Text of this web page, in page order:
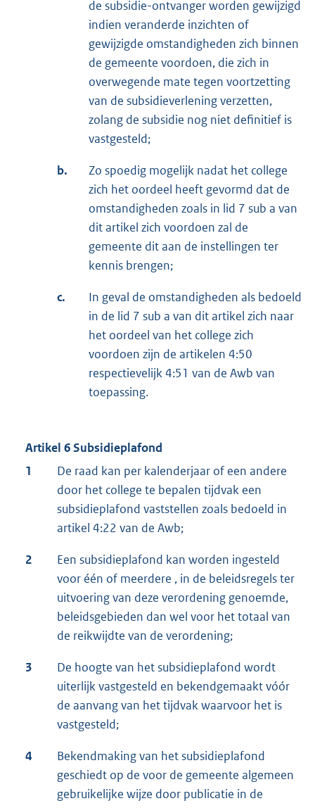
de subsidie-ontvanger worden gewijzigd
indien veranderde inzichten of
gewijzigde omstandigheden zich binnen
de gemeente voordoen, die zich in
overwegende mate tegen voortzetting
van de subsidieverlening verzetten,
zolang de subsidie nog niet definitief is
vastgesteld;
b.
Zo spoedig mogelijk nadat het college
zich het oordeel heeft gevormd dat de
omstandigheden zoals in lid 7 sub a van
dit artikel zich voordoen zal de
gemeente dit aan de instellingen ter
kennis brengen;
c.
In geval de omstandigheden als bedoeld
in de lid 7 sub a van dit artikel zich naar
het oordeel van het college zich
voordoen zijn de artikelen 4:50
respectievelijk 4:51 van de Awb van
toepassing.
Artikel 6 Subsidieplafond
1
De raad kan per kalenderjaar of een andere
door het college te bepalen tijdvak een
subsidieplafond vaststellen zoals bedoeld in
artikel 4:22 van de Awb;
2
Een subsidieplafond kan worden ingesteld
voor één of meerdere , in de beleidsregels ter
uitvoering van deze verordening genoemde,
beleidsgebieden dan wel voor het totaal van
de reikwijdte van de verordening;
3
De hoogte van het subsidieplafond wordt
uiterlijk vastgesteld en bekendgemaakt vóór
de aanvang van het tijdvak waarvoor het is
vastgesteld;
4
Bekendmaking van het subsidieplafond
geschiedt op de voor de gemeente algemeen
gebruikelijke wijze door publicatie in de